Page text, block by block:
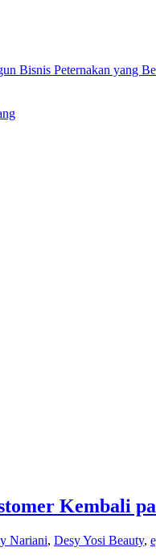
Bisnis Peternakan yang
Kembali
Nariani, Desy Yosi Beauty,